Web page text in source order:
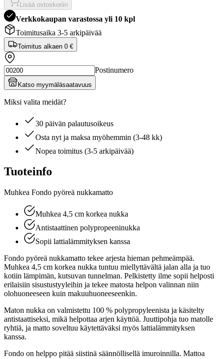
Lisää ostoskoriin
Verkkokaupan varastossa yli 10 kpl
Toimitusaika 3-5 arkipäivää
Toimitus alkaen 0 €
Postinumero
Katso myymäläsaatavuus
Miksi valita meidät?
30 päivän palautusoikeus
Osta nyt ja maksa myöhemmin (3-48 kk)
Nopea toimitus (3-5 arkipäivää)
Tuoteinfo
Muhkea Fondo pyöreä nukkamatto
Muhkea 4,5 cm korkea nukka
Antistaattinen polypropeeninukka
Sopii lattialämmityksen kanssa
Fondo pyöreä nukkamatto tekee arjesta hieman pehmeämpää.
Muhkea 4,5 cm korkea nukka tuntuu miellyttävältä jalan alla ja tuo
kotiin lämpimän, kutsuvan tunnelman. Pelkistetty ilme sopii helposti
erilaisiin sisustustyyleihin ja tekee matosta helpon valinnan niin
olohuoneeseen kuin makuuhuoneeseenkin.
Maton nukka on valmistettu 100 % polypropyleenista ja käsitelty
antistaattiseksi, mikä helpottaa arjen käyttöä. Juuttipohja tuo matolle
ryhtiä, ja matto soveltuu käytettäväksi myös lattialämmityksen
kanssa.
Fondo on helppo pitää siistinä säännöllisellä imuroinnilla. Mattoa